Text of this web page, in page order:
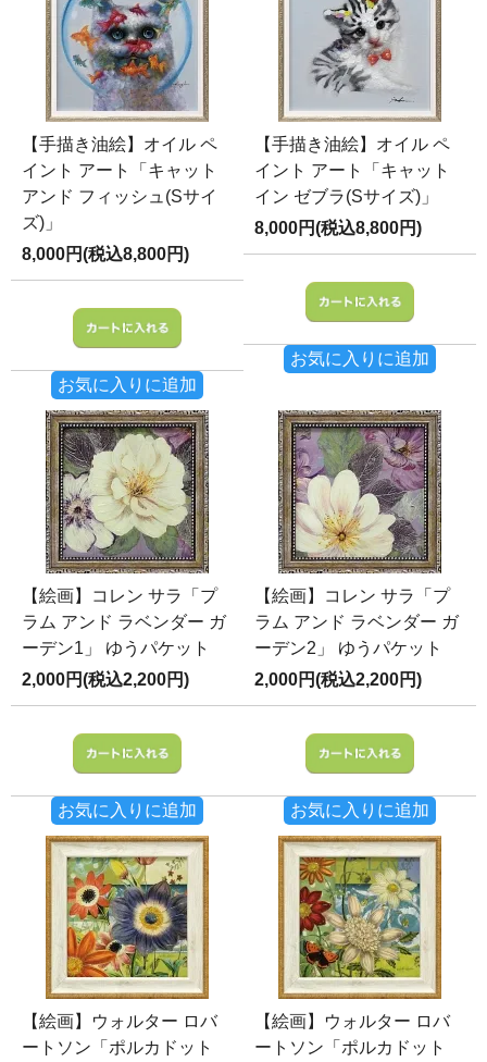
【手描き油絵】オイル ペ
イント アート「キャット
アンド フィッシュ(Sサイ
ズ)」
8,000円(税込8,800円)
お気に入りに追加
【手描き油絵】オイル ペ
イント アート「キャット
イン ゼブラ(Sサイズ)」
8,000円(税込8,800円)
お気に入りに追加
【絵画】コレン サラ「プ
ラム アンド ラベンダー ガ
ーデン1」 ゆうパケット
2,000円(税込2,200円)
お気に入りに追加
【絵画】コレン サラ「プ
ラム アンド ラベンダー ガ
ーデン2」 ゆうパケット
2,000円(税込2,200円)
お気に入りに追加
【絵画】ウォルター ロバ
ートソン「ポルカドット
【絵画】ウォルター ロバ
ートソン「ポルカドット